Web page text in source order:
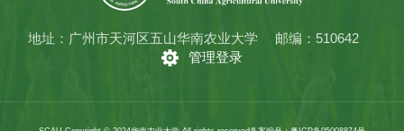
地址：广州市天河区五山华南农业大学
邮编：510642
管理登录